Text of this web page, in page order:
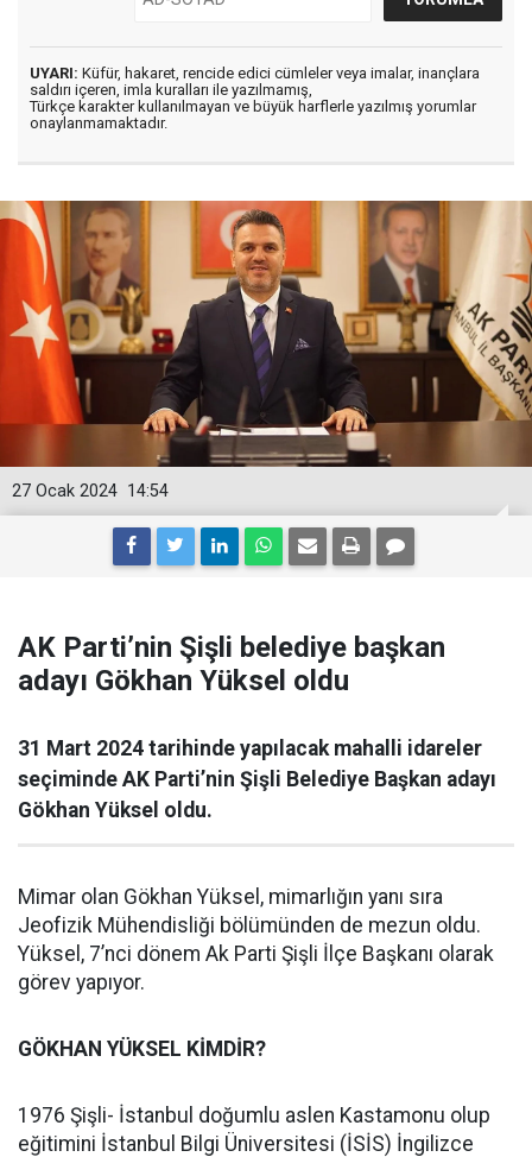
UYARI: Küfür, hakaret, rencide edici cümleler veya imalar, inançlara
saldırı içeren, imla kuralları ile yazılmamış,
Türkçe karakter kullanılmayan ve büyük harflerle yazılmış yorumlar
onaylanmamaktadır.
14:54
27 Ocak 2024
AK Parti’nin Şişli belediye başkan
adayı Gökhan Yüksel oldu
31 Mart 2024 tarihinde yapılacak mahalli idareler
seçiminde AK Parti’nin Şişli Belediye Başkan adayı
Gökhan Yüksel oldu.
Mimar olan Gökhan Yüksel, mimarlığın yanı sıra
Jeofizik Mühendisliği bölümünden de mezun oldu.
Yüksel, 7’nci dönem Ak Parti Şişli İlçe Başkanı olarak
görev yapıyor.
GÖKHAN YÜKSEL KİMDİR?
1976 Şişli- İstanbul doğumlu aslen Kastamonu olup
eğitimini İstanbul Bilgi Üniversitesi (İSİS) İngilizce